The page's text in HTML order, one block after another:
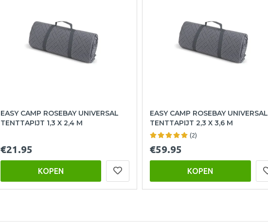
EASY CAMP ROSEBAY UNIVERSAL
TENTTAPIJT 1,3 X 2,4 M
€21.95
KOPEN
EASY CAMP ROSEBAY UNIVERSAL
TENTTAPIJT 2,3 X 3,6 M
(2)
€59.95
KOPEN